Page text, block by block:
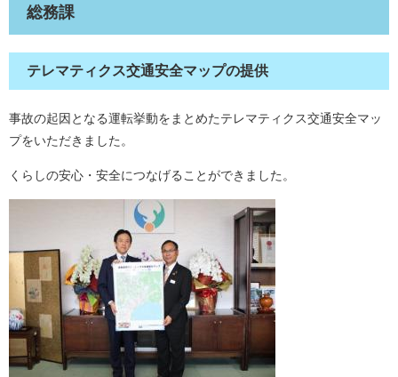
総務課
テレマティクス交通安全マップの提供
事故の起因となる運転挙動をまとめたテレマティクス交通安全マッ
プをいただきました。
くらしの安心・安全につなげることができました。